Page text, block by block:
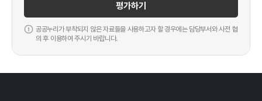
평가하기
공공누리가 부착되지 않은 자료들을 사용하고자 할 경우에는 담당부서와 사전 협
의 후 이용하여 주시기 바랍니다.